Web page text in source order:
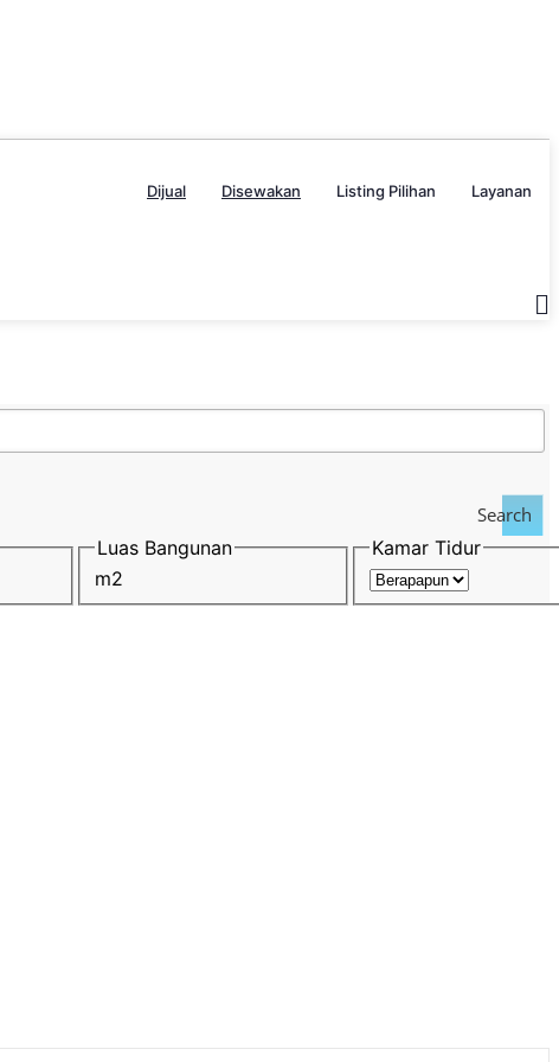
Dijual Disewakan Listing Pilihan Layanan
Search
Luas Bangunan
m2
Kamar Tidur